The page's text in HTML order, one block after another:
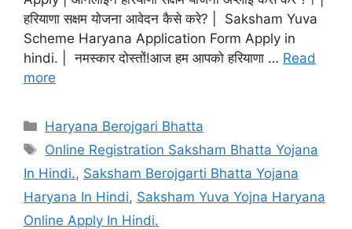
हरियाणा सक्षम योजना आवेदन कैसे करे? | Saksham Yuva
Scheme Haryana Application Form Apply in
hindi. | नमस्कार दोस्तों!आज हम आपको हरियाणा … Read
more
Categories
Haryana Berojgari Bhatta
Tags
Online Registration Saksham Bhatta Yojana
In Hindi., Saksham Berojgarti Bhatta Yojana
Haryana In Hindi, Saksham Yuva Yojna Haryana
Online Apply In Hindi.